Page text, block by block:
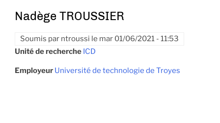
Nadège TROUSSIER
Soumis par ntroussi le mar 01/06/2021 - 11:53
Unité de recherche ICD
Employeur Université de technologie de Troyes